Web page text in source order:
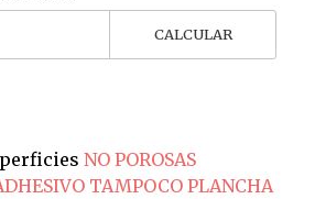
CALCULAR
NO POROSAS
TAMPOCO PLANCHA